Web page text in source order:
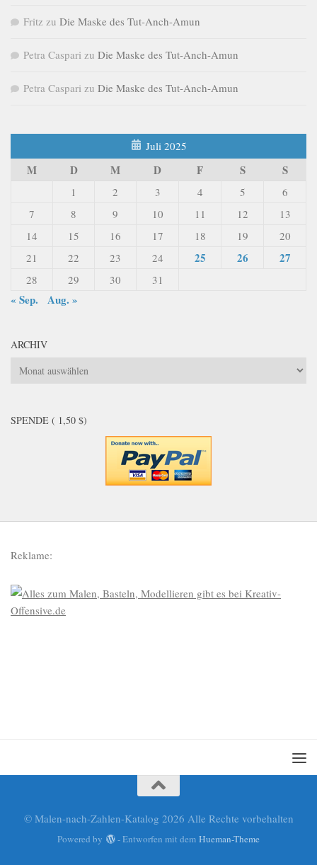
Fritz zu Die Maske des Tut-Anch-Amun
Petra Caspari zu Die Maske des Tut-Anch-Amun
Petra Caspari zu Die Maske des Tut-Anch-Amun
Juli 2025
M D M D F S S
1 2 3 4 5
6
7
8 9 10 11 12
13
14
15 16 17 18 19
20
21
22 23 24 25 26 27
28 29 30 31
« Sep. Aug. »
ARCHIV
Archiv
SPENDE ( 1,50 $)
Reklame:
© Malen-nach-Zahlen-Katalog 2026 Alle Rechte vorbehalten
Powered by - Entworfen mit dem Hueman-Theme